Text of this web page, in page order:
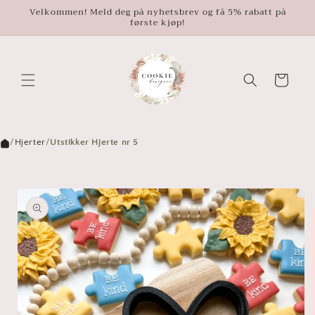
videre til
Velkommen! Meld deg på nyhetsbrev og få 5% rabatt på
første kjøp!
Handlekurv
/ Hjerter/Utstikker Hjerte nr 5